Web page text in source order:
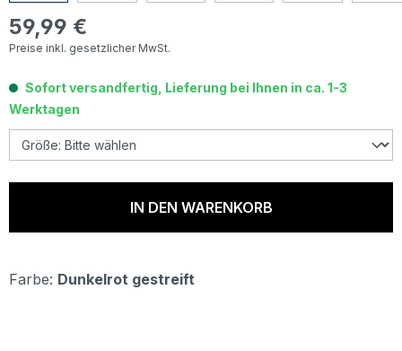
Regulärer Preis:
59,99 €
Preise inkl. gesetzlicher MwSt.
Sofort versandfertig, Lieferung bei Ihnen in ca. 1-3
Werktagen
IN DEN WARENKORB
Farbe: Dunkelrot gestreift